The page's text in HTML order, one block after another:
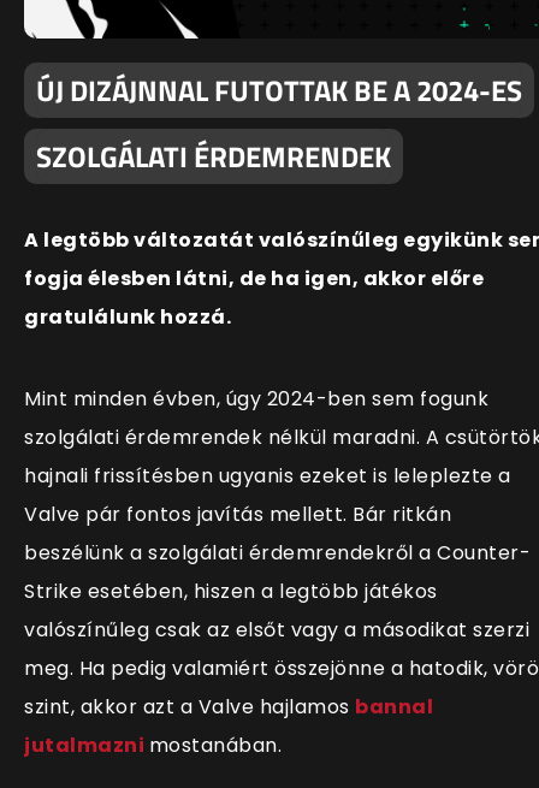
ÚJ DIZÁJNNAL FUTOTTAK BE A 2024-ES
SZOLGÁLATI ÉRDEMRENDEK
A legtöbb változatát valószínűleg egyikünk
fogja élesben látni, de ha igen, akkor előre
gratulálunk hozzá.
Mint minden évben, úgy 2024-ben sem fogunk
szolgálati érdemrendek nélkül maradni. A
hajnali frissítésben ugyanis ezeket is leleplezte a
Valve pár fontos javítás mellett. Bár ritkán
beszélünk a szolgálati érdemrendekről a Counter-
Strike esetében, hiszen a legtöbb játékos
valószínűleg csak az elsőt vagy a másodikat szerzi
meg. Ha pedig valamiért összejönne a hatodik,
szint, akkor azt a Valve hajlamos bannal
jutalmazni mostanában.